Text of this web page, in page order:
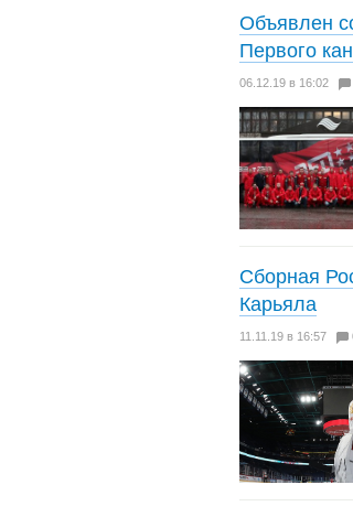
Объявлен
Первого
06.12.19 в 16:02
Сборная
Карьяла
11.11.19 в 16:57